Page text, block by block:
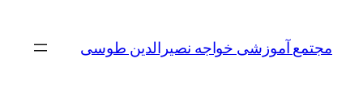
مجتمع آموزشی خواجه نصیرالدین طوسی